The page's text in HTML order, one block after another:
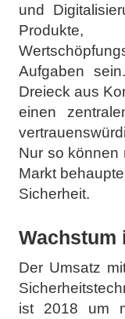
und
Aufgaben
Dreieck aus
einen
Nur so können
Markt
Sicherheit.
Wachstum
Der Umsatz
ist 2018 um